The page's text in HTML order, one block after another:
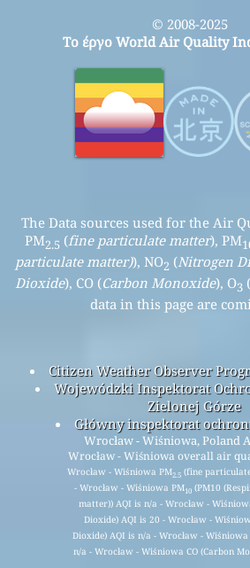
© 2008-2025
Το έργο World Air Quality
The Data sources used for the Air
PM2.5 (fine particulate matter), PM
particulate matter)), NO2 (Nitrogen
Dioxide), CO (Carbon Monoxide), O3 (
data in this page are
Citizen Weather Observer
Wojewódzki Inspektorat
Zielonej Górze
Główny inspektorat
Wrocław - Wiśniowa, Poland
Wrocław - Wiśniowa overall air
Wrocław - Wiśniowa PM2.5 (fine
- Wrocław - Wiśniowa PM10 (PM10
matter)) AQI is n/a - Wrocław -
Dioxide) AQI is 20 - Wrocław -
Dioxide) AQI is n/a - Wrocław - Wiśniowa
n/a - Wrocław - Wiśniowa CO (Carbon